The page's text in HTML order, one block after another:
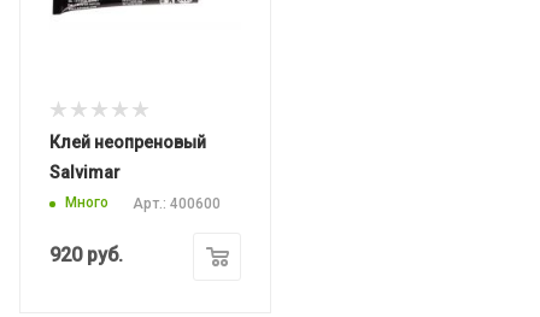
Клей неопреновый
Salvimar
Много Арт.: 400600
920руб.